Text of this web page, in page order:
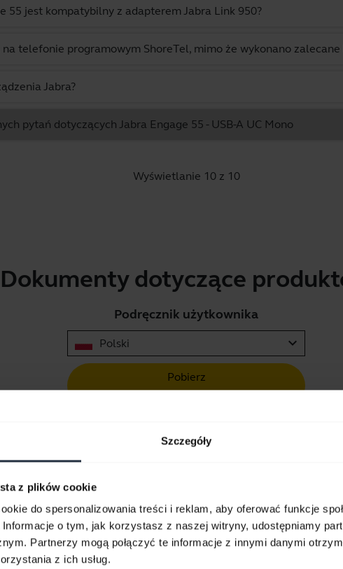
Szczegóły
z plików cookie
do spersonalizowania treści i reklam, aby oferować funkcje
o tym, jak korzystasz z naszej witryny, udostępniamy
Partnerzy mogą połączyć te informacje z innymi danymi
z ich usług.
55 jest kompatybilny z adapterem Jabra Link 950?
na telefonie programowym ShoreTel, mimo że wykonano
Jabra?
pytań dotyczących Jabra Engage 55 - USB-A UC Mono
Wyświetlanie 10 z 10
Dokumenty dotyczące
Podręcznik użytkownika
Polski expand_more
Pobierz
2.67 MB - pdf
Przejdź do wszystkich dokumentów dotyczących produktu
Filmy